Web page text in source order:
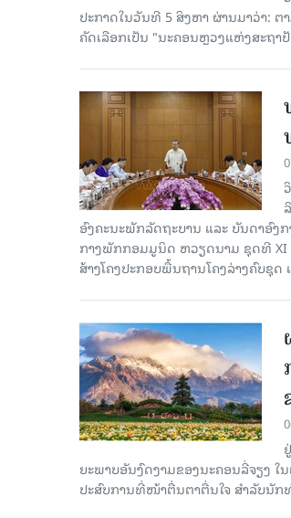
ປະກາດໃນວັນທີ 5 ສິງຫາ ຜ່ານມາວ່າ:
ຄັດ​ເລືອກເປັນ "ນະຄອນຫຼວງແຫ່ງສະຖາປັ
ອົງ​ຄະ​ນະ​ພັກ​ລັດ​ຖະ​ບານ ແລະ ບັນ​ດາ​ອົງ​
ກາງ​ພັກ​ກອມ​ມູ​ນິດ ຫວຽດ​ນາມ ຊຸດ​ທີ XI
ສ້າງ​ໂຄງ​ປະ​ກອບ​ພື້ນ​ຖານ​ໂຄງ​ລ່າງຄົບ​ຊຸ
ຍະພາບອັນງົດງາມຂອງນະຄອນລີ່ຈຽງ
ປະສົບການທີ່ໜ້າຕື່ນຕາຕື່ນໃຈ ສຳລັບນັກ